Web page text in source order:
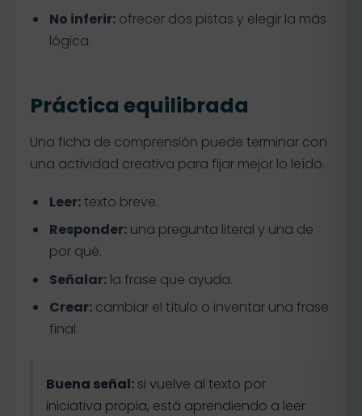
No inferir:ofrecer dos pistas y elegir la más
lógica.
Práctica equilibrada
Una ficha de comprensión puede terminar con
una actividad creativa para fijar mejor lo leído.
Leer:texto breve.
Responder:una pregunta literal y una de
por qué.
Señalar:la frase que ayuda.
Crear:cambiar el título o inventar una frase
final.
Buena señal: si vuelve al texto por
iniciativa propia, está aprendiendo a leer